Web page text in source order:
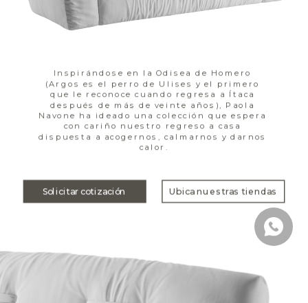
Ubica nuestras tiendas
Solicitar cotización
Inspirándose en la Odisea de Homero
(Argos es el perro de Ulises y el primero
que le reconoce cuando regresa a Ítaca
después de más de veinte años), Paola
Navone ha ideado una colección que espera
con cariño nuestro regreso a casa
dispuesta a acogernos, calmarnos y darnos
calor.